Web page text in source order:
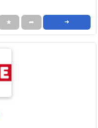
★ ➦ ➜